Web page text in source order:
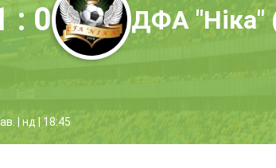
: 0 ДФА "Ніка"
| нд | 18:45